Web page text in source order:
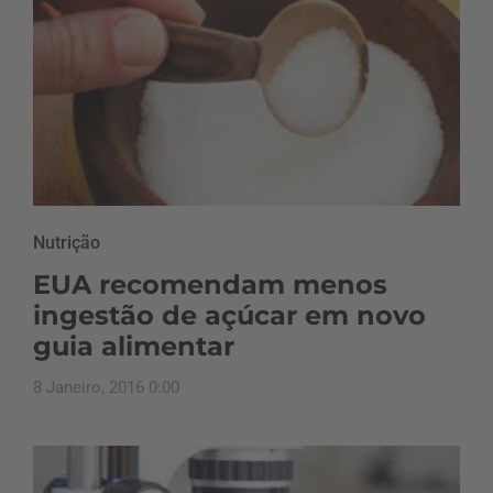
Nutrição
EUA recomendam menos
ingestão de açúcar em novo
guia alimentar
8 Janeiro, 2016 0:00